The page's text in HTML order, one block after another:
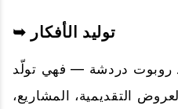
➥ توليد الأفكار
روبوت دردشة — فهي تولّد
التقديمية، المشاريع،